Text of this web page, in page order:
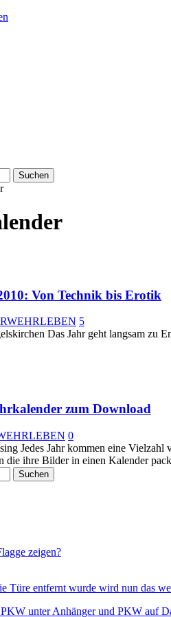
Von Technik bis Erotik
5
Das Jahr geht langsam zu
zum Download
0
Jedes Jahr kommen eine
die ihre Bilder in einen Kalender
zeigen?
PKW unter Anhänger und PKW auf